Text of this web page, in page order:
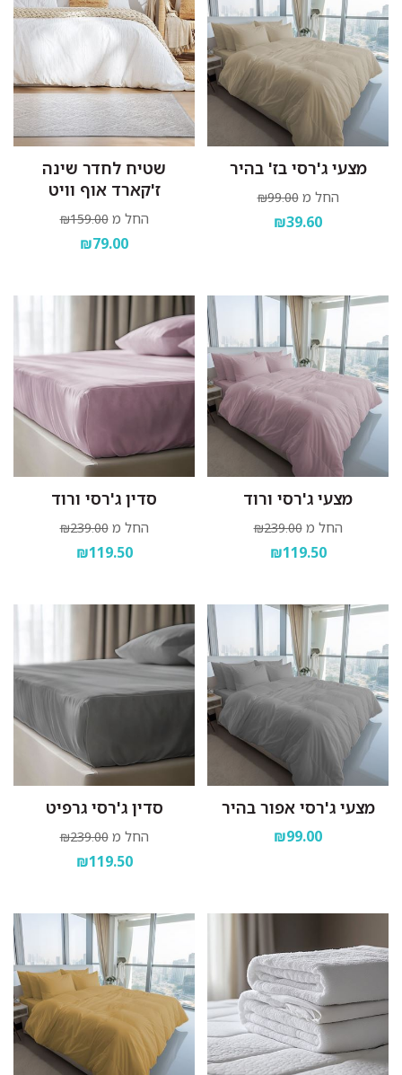
מצעי ג'רסי בז' בהיר
החל מ ₪99.00
₪39.60
שטיח לחדר שינה
ז'קארד אוף וויט
החל מ ₪159.00
₪79.00
מצעי ג'רסי ורוד
החל מ ₪239.00
₪119.50
סדין ג'רסי ורוד
החל מ ₪239.00
₪119.50
מצעי ג'רסי אפור בהיר
₪99.00
סדין ג'רסי גרפיט
החל מ ₪239.00
₪119.50